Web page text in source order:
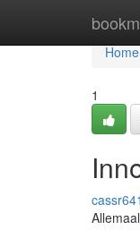
Home
Home
1